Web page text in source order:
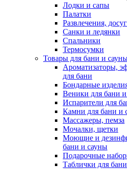
Лодки и сапы
Палатки
Развлечения,
Санки и ледянки
Спальники
Термосумки
Товары для бани и
Ароматизаторы,
для бани
Бондарные
Веники для бани
Испарители для
Камни для бани и
Массажеры, пемза
Мочалки, щетки
Моющие и
бани и сауны
Подарочные
Таблички для бани